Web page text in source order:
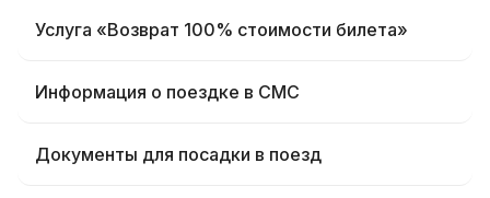
Услуга «Возврат 100% стоимости билета»
Информация о поездке в СМС
Документы для посадки в поезд